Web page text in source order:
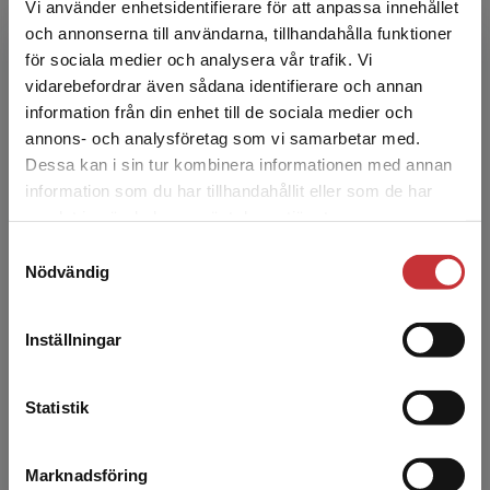
Vi använder enhetsidentifierare för att anpassa innehållet
och annonserna till användarna, tillhandahålla funktioner
för sociala medier och analysera vår trafik. Vi
vidarebefordrar även sådana identifierare och annan
information från din enhet till de sociala medier och
annons- och analysföretag som vi samarbetar med.
Dessa kan i sin tur kombinera informationen med annan
information som du har tillhandahållit eller som de har
Nödvändig
Inställningar
Statistik
Marknadsföring
Begränsad fraktregion
Det verkar som att du besöker
studentlitteratur.se via en enhet utanför Sverige.
Vi erbjuder inte leveranser utanför Sverige. För
att kunna slutföra ett köp måste
mest. Min förhoppning är också att du ska känna dig stärkt
i din roll som förskollärare och veta vilken fantastisk insats
du kan göra. Även om kursen har fokus på nyanlända barn
och deras familjer, är resiliens ett framgångsrikt
arbetssätt när det gäller bemötandet av alla barn.
Aktuell utbildningen